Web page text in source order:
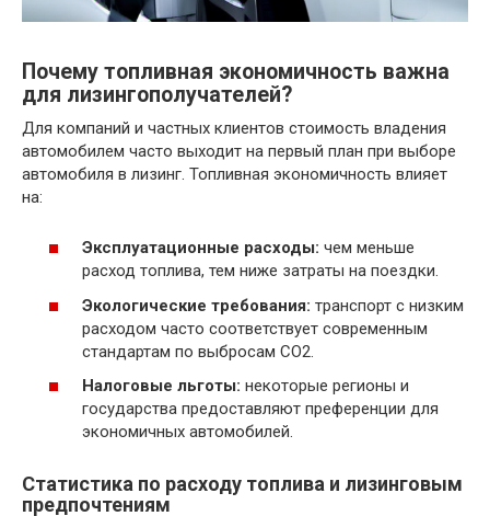
Почему топливная экономичность важна
для лизингополучателей?
Для компаний и частных клиентов стоимость владения
автомобилем часто выходит на первый план при выборе
автомобиля в лизинг. Топливная экономичность влияет
на:
Эксплуатационные расходы: чем меньше
расход топлива, тем ниже затраты на поездки.
Экологические требования: транспорт с низким
расходом часто соответствует современным
стандартам по выбросам CO2.
Налоговые льготы: некоторые регионы и
государства предоставляют преференции для
экономичных автомобилей.
Статистика по расходу топлива и лизинговым
предпочтениям